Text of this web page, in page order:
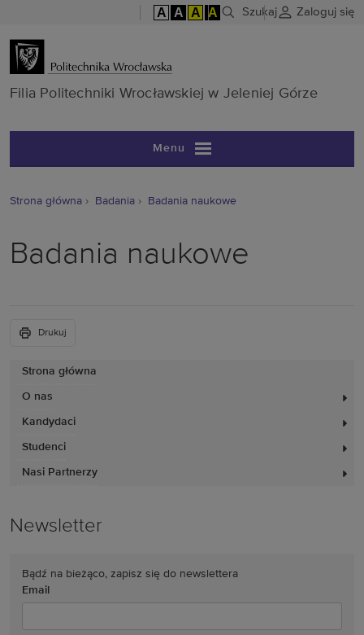
A A A A Szukaj Zaloguj się
Filia
Filia Politechniki Wrocławskiej w Jeleniej Górze
Menu
Strona główna
O nas
Kandydaci
Studenci
Nasi Partnerzy
Newsletter
Bądź na bieżąco, zapisz się do newslettera
Email
Strona główna Badania Badania naukowe
Badania naukowe
Drukuj